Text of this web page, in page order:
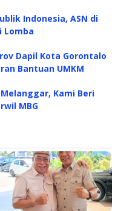
Indonesia, ASN di
Lomba
Dapil Kota Gorontalo
Bantuan UMKM
Melanggar, Kami Beri
MBG